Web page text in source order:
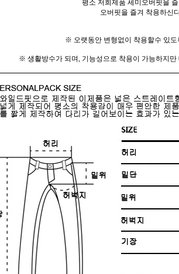
평소 저희제품 세미오버핏을
오버핏을 즐겨 착용하신
※ 오랫동안 변형없이 착용할수 있
※ 생활방수가 되며, 기능성으로 착용이 가능하지